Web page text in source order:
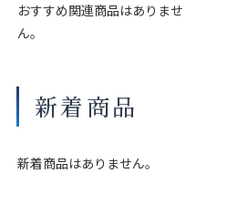
おすすめ関連商品はありませ
ん。
新着商品
新着商品はありません。